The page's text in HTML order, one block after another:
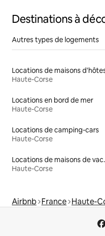
Destinations à
Autres types de logements
Locations de maisons
Haute-Corse
Locations en bord de mer
Haute-Corse
Locations de camping-cars
Haute-Corse
Haute-Corse
Airbnb France Haute-